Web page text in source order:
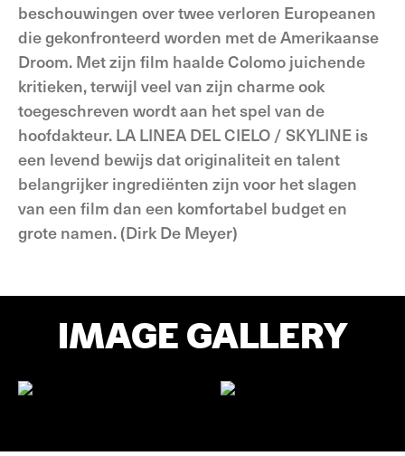
beschouwingen over twee verloren Europeanen
die gekonfronteerd worden met de Amerikaanse
Droom. Met zijn film haalde Colomo juichende
kritieken, terwijl veel van zijn charme ook
toegeschreven wordt aan het spel van de
hoofdakteur. LA LINEA DEL CIELO / SKYLINE is
een levend bewijs dat originaliteit en talent
belangrijker ingrediënten zijn voor het slagen
van een film dan een komfortabel budget en
grote namen. (Dirk De Meyer)
IMAGE GALLERY